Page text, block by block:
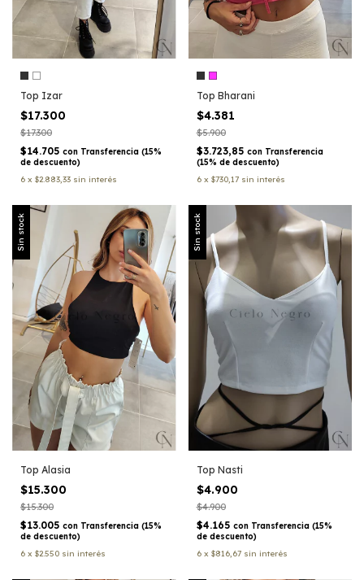
Top Izar
$17.300
$17.300
$14.705 con Transferencia (15%
de descuento)
6 x $2.883,33 sin interés
Top Bharani
$4.381
$5.900
$3.723,85 con Transferencia
(15% de descuento)
6 x $730,17 sin interés
Sin stock
Top Alasia
$15.300
$15.300
$13.005 con Transferencia (15%
de descuento)
6 x $2.550 sin interés
Sin stock
Top Nasti
$4.900
$4.900
$4.165 con Transferencia (15%
de descuento)
6 x $816,67 sin interés